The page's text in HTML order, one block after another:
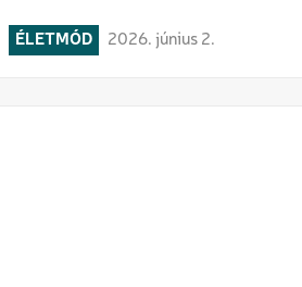
ÉLETMÓD 2026. június 2.